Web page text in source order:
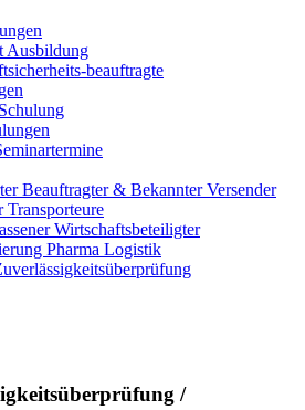
Ausbildung
beauftragte
Beauftragter & Bekannter Versender
Transporteure
Wirtschaftsbeteiligter
Pharma Logistik
/